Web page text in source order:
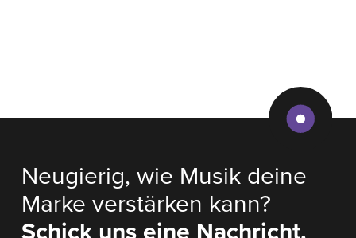
Neugierig, wie Musik deine
Marke verstärken kann?